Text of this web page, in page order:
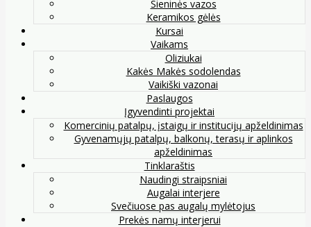
Sieninės vazos
Keramikos gėlės
Kursai
Vaikams
Oliziukai
Kakės Makės sodolendas
Vaikiški vazonai
Paslaugos
Įgyvendinti projektai
Komercinių patalpų, įstaigų ir institucijų apželdinimas
Gyvenamųjų patalpų, balkonų, terasų ir aplinkos
apželdinimas
Tinklaraštis
Naudingi straipsniai
Augalai interjere
Svečiuose pas augalų mylėtojus
Prekės namų interjerui